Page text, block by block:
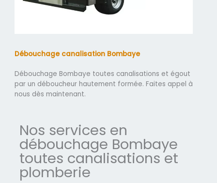
Débouchage canalisation Bombaye
Débouchage Bombaye toutes canalisations et égout
par un déboucheur hautement formée. Faites appel à
nous dès maintenant.
Nos services en
débouchage Bombaye
toutes canalisations et
plomberie